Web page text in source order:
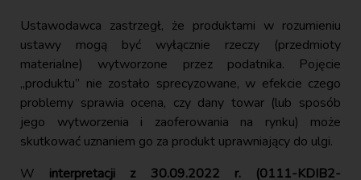
Ustawodawca zastrzegł, że produktami w rozumieniu
ustawy mogą być wyłącznie rzeczy (przedmioty
materialne) wytworzone przez podatnika. Pojęcie
„produktu” nie zostało sprecyzowane, w efekcie czego
problemy sprawia ocena, czy dany towar (lub sposób
jego wytworzenia i zaoferowania na rynku) może
skutkować uznaniem go za produkt uprawniający do ulgi.
W interpretacji z 30.09.2022 r. (0111-KDIB2-